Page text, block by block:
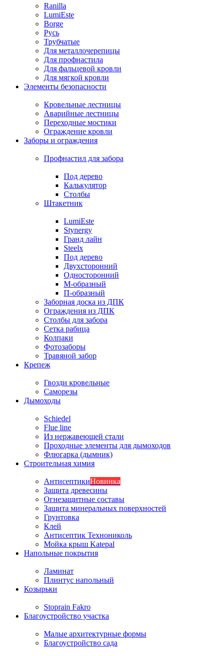
Ranilla
LumiEste
Borge
Русь
Трубчатые
Для металлочерепицы
Для профнастила
Для фальцевой кровли
Для мягкой кровли
Элементы безопасности
Кровельные лестницы
Аварийные лестницы
Переходные мостики
Ограждение кровли
Заборы и ограждения
Профнастил для забора
Под дерево
Калькулятор
Столбы
Штакетник
LumiEste
Stynergy
Гранд лайн
Steelx
Под дерево
Двухсторонний
Односторонний
М-образный
П-образный
Заборная доска из ДПК
Ограждения из ДПК
Столбы для забора
Сетка рабица
Колпаки
Фотозаборы
Травяной забор
Крепеж
Гвозди кровельные
Саморезы
Дымоходы
Schiedel
Flue line
Из нержавеющей стали
Проходные элементы для дымоходов
Флюгарка (дымник)
Строительная химия
АнтисептикиНовинка
Защита древесины
Огнезащитные составы
Защита минеральных поверхностей
Грунтовка
Клей
Антисептик Технониколь
Мойка крыш Katepal
Напольные покрытия
Ламинат
Плинтус напольный
Козырьки
Stoprain Fakro
Благоустройство участка
Малые архитектурные формы
Благоустройство сада